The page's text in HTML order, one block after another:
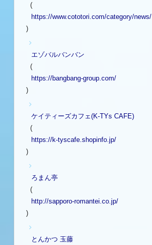
(
https://www.cototori.com/category/news/
)
エゾバルバンバン
(
https://bangbang-group.com/
)
ケイティーズカフェ(K-TYs CAFE)
(
https://k-tyscafe.shopinfo.jp/
)
ろまん亭
(
http://sapporo-romantei.co.jp/
)
とんかつ 玉藤